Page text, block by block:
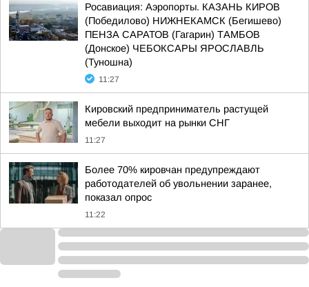
Росавиация: Аэропорты. КАЗАНЬ КИРОВ
(Победилово) НИЖНЕКАМСК (Бегишево)
ПЕНЗА САРАТОВ (Гагарин) ТАМБОВ
(Донское) ЧЕБОКСАРЫ ЯРОСЛАВЛЬ
(Туношна)
11:27
Кировский предприниматель растущей
мебели выходит на рынки СНГ
11:27
Более 70% кировчан предупреждают
работодателей об увольнении заранее,
показал опрос
11:22